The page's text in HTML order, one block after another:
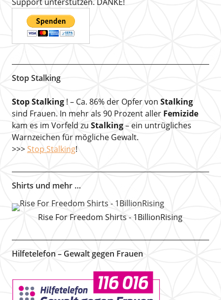
Support unterstützen. DANKE!
Stop Stalking
Stop Stalking! – Ca. 86% der Opfer von Stalking
sind Frauen. In mehr als 90 Prozent aller Femizide
kam es im Vorfeld zu Stalking– ein untrügliches
Warnzeichen für mögliche Gewalt.
>>> Stop Stalking!
Shirts und mehr …
Rise For Freedom Shirts - 1BillionRising
Hilfetelefon – Gewalt gegen Frauen